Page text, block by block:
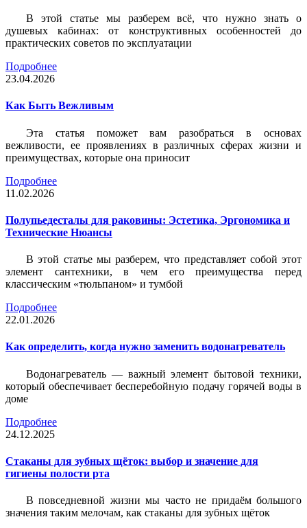
В этой статье мы разберем всё, что нужно знать о
душевых кабинах: от конструктивных особенностей до
практических советов по эксплуатации
Подробнее
23.04.2026
Как Быть Вежливым
Эта статья поможет вам разобраться в основах
вежливости, ее проявлениях в различных сферах жизни и
преимуществах, которые она приносит
Подробнее
11.02.2026
Полупьедесталы для раковины: Эстетика, Эргономика и
Технические Нюансы
В этой статье мы разберем, что представляет собой этот
элемент сантехники, в чем его преимущества перед
классическим «тюльпаном» и тумбой
Подробнее
22.01.2026
Как определить, когда нужно заменить водонагреватель
Водонагреватель — важный элемент бытовой техники,
который обеспечивает бесперебойную подачу горячей воды в
доме
Подробнее
24.12.2025
Стаканы для зубных щёток: выбор и значение для
гигиены полости рта
В повседневной жизни мы часто не придаём большого
значения таким мелочам, как стаканы для зубных щёток